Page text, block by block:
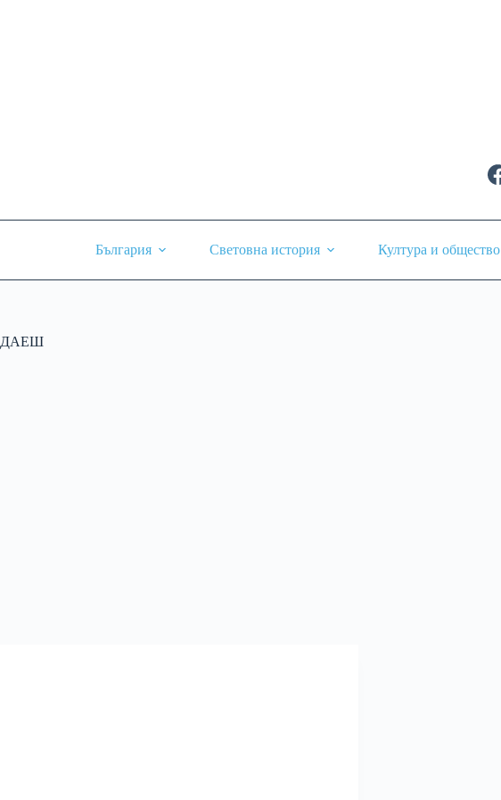
България Световна история Култура и общество
ДАЕШ